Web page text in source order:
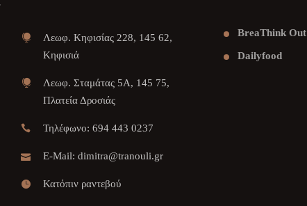
Λεωφ. Κηφισίας 228, 145 62,
Κηφισιά
Λεωφ. Σταμάτας 5Α, 145 75,
Πλατεία Δροσιάς
Τηλέφωνο: 694 443 0237
E-Mail: dimitra@tranouli.gr
Κατόπιν ραντεβού
BreaThink Out
Dailyfood